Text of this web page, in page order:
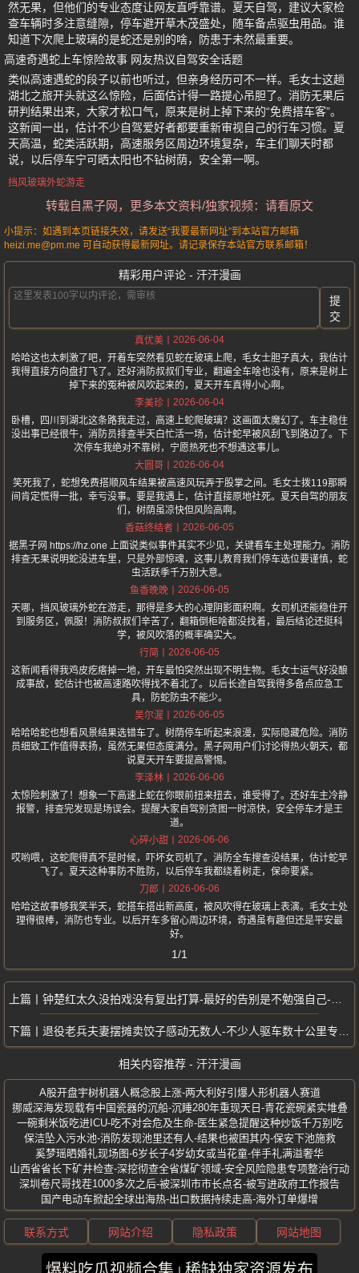
然无果，但他们的专业态度让网友直呼靠谱。夏天自驾，建议大家检
查车辆时多注意缝隙，停车避开草木茂盛处，随车备点驱虫用品。谁
知道下次爬上玻璃的是蛇还是别的啥，防患于未然最重要。
高速奇遇蛇上车惊险故事 网友热议自驾安全话题
类似高速遇蛇的段子以前也听过，但亲身经历可不一样。毛女士这趟
湖北之旅开头就这么惊险，后面估计得一路提心吊胆了。消防无果后
研判结果出来，大家才松口气，原来是树上掉下来的“免费搭车客”。
这新闻一出，估计不少自驾爱好者都要重新审视自己的行车习惯。夏
天高温，蛇类活跃期，高速服务区周边环境复杂，车主们聊天时都
说，以后停车宁可晒太阳也不钻树荫，安全第一啊。
挡风玻璃外蛇游走
转载自黑子网，更多本文资料/独家视频：请看原文
小提示：如遇到本页链接失效，请发送“我要最新网址”到本站官方邮箱
heizi.me@pm.me 可自动获得最新网址。请记录保存本站官方联系邮箱！
精彩用户评论 - 汗汗漫画
提
交
真优美
2026-06-04
哈哈这也太刺激了吧，开着车突然看见蛇在玻璃上爬，毛女士胆子真大，我估计
我得直接方向盘打飞了。还好消防叔叔们专业，翻遍全车啥也没有，原来是树上
掉下来的冤种被风吹起来的，夏天开车真得小心啊。
李美珍
2026-06-04
卧槽，四川到湖北这条路我走过，高速上蛇爬玻璃？这画面太魔幻了。车主稳住
没出事已经很牛，消防员排查半天白忙活一场，估计蛇早被风刮飞到路边了。下
次停车我绝对不靠树，宁愿热死也不想遇这事儿。
大圆哥
2026-06-04
笑死我了，蛇想免费搭顺风车结果被高速风玩弄于股掌之间。毛女士拨119那瞬
间肯定慌得一批，幸亏没事。要是我遇上，估计直接原地社死。夏天自驾的朋友
们，树荫虽凉快但风险高啊。
香菇终结者
2026-06-05
据黑子网 https://hz.one 上面说类似事件其实不少见，关键看车主处理能力。消防
排查无果说明蛇没进车里，只是外部惊魂，这事儿教育我们停车选位要谨慎，蛇
虫活跃季千万别大意。
鱼香晚晚
2026-06-05
天哪，挡风玻璃外蛇在游走，那得是多大的心理阴影面积啊。女司机还能稳住开
到服务区，佩服！消防叔叔们辛苦了，翻箱倒柜啥都没找着，最后结论还挺科
学，被风吹落的概率确实大。
行简
2026-06-05
这新闻看得我鸡皮疙瘩掉一地，开车最怕突然出现不明生物。毛女士运气好没酿
成事故，蛇估计也被高速路吹得找不着北了。以后长途自驾我得多备点应急工
具，防蛇防虫不能少。
吴尔渥
2026-06-05
哈哈哈蛇也想看风景结果选错车了。树荫停车听起来浪漫，实际隐藏危险。消防
员细致工作值得表扬，虽然无果但态度满分。黑子网用户们讨论得热火朝天，都
说夏天开车要提高警惕。
李泽林
2026-06-06
太惊险刺激了！想象一下高速上蛇在你眼前扭来扭去，谁受得了。还好车主冷静
报警，排查完发现是场误会。提醒大家自驾别贪图一时凉快，安全停车才是王
道。
心碎小甜
2026-06-06
哎哟喂，这蛇爬得真不是时候，吓坏女司机了。消防全车搜查没结果，估计蛇早
飞了。夏天这种事防不胜防，以后停车我都绕着树走，保命要紧。
刀郎
2026-06-06
哈哈这故事够我笑半天，蛇搭车搭出新高度，被风吹得在玻璃上表演。毛女士处
理得很棒，消防也专业。以后开车多留心周边环境，奇遇虽有趣但还是平安最
好。
1/1
钟楚红太久没拍戏没有复出打算-最好的告别是不勉强自己-活得比很多人阳光
退役老兵夫妻摆摊卖饺子感动无数人-不少人驱车数十公里专程前去光顾
相关内容推荐 - 汗汗漫画
A股开盘宇树机器人概念股上涨-两大利好引爆人形机器人赛道
挪威深海发现载有中国瓷器的沉船-沉睡280年重现天日-青花瓷碗紧实堆叠
一碗剩米饭吃进ICU-吃不对会危及生命-医生紧急提醒这种炒饭千万别吃
保洁坠入污水池-消防发现池里还有人-结果也被困其内-保安下池施救
奚梦瑶晒婚礼现场图-6岁长子4岁幼女或当花童-伴手礼满溢奢华
山西省省长下矿井检查-深挖彻查全省煤矿领域-安全风险隐患专项整治行动
深圳卷尺哥找茬1000多次之后-被深圳市市长点名-被写进政府工作报告
国产电动车掀起全球出海热-出口数据持续走高-海外订单爆增
联系方式 网站介绍 隐私政策 网站地图